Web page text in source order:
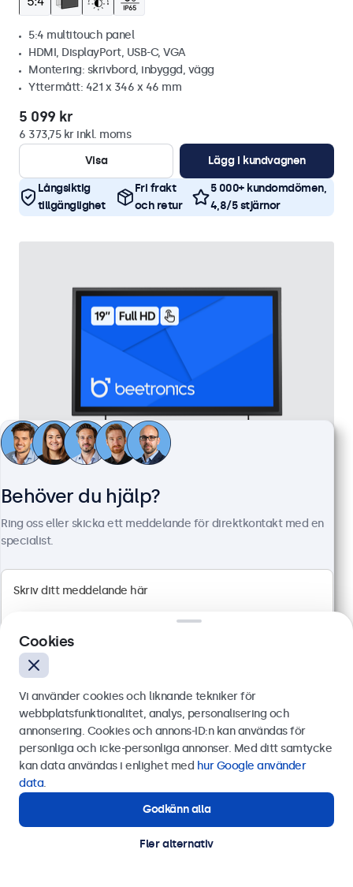
5:4 multitouch panel
HDMI, DisplayPort, USB-C, VGA
Montering: skrivbord, inbyggd, vägg
Yttermått: 421 x 346 x 46 mm
5 099 kr
6 373,75 kr inkl. moms
Visa
Lägg i kundvagnen
Långsiktig
tillgänglighet
Fri frakt
och retur
5 000+ kundomdömen,
4,8/5 stjärnor
19 Tums Touchskärm, Metall
19TS7M
100+ i lager
Full HD multitouch panel
Montering: skrivbord, inbyggd, vägg
Yttermått: 481 x 294 x 45 mm
6 199 kr
Visa
Lägg i kundvagnen
Behöver du hjälp?
Ring oss eller skicka ett meddelande för direktkontakt med en
specialist.
Skicka
Kontakta våra experter.
Cookies
Vi använder cookies och liknande tekniker för
webbplatsfunktionalitet, analys, personalisering och
annonsering. Cookies och annons-ID:n kan användas för
personliga och icke-personliga annonser. Med ditt samtycke
kan data användas i enlighet med hur Google använder
data.
Godkänn alla
Fler alternativ